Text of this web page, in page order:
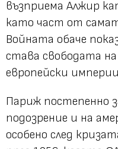
възприема Алжир
като част от
Войната обаче
става свободата
европейски
Париж постепенно
подозрение и на
особено след